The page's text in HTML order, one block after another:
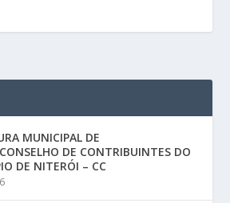
MUNICIPAL DE
DE CONTRIBUINTES DO
DE NITERÓI – CC